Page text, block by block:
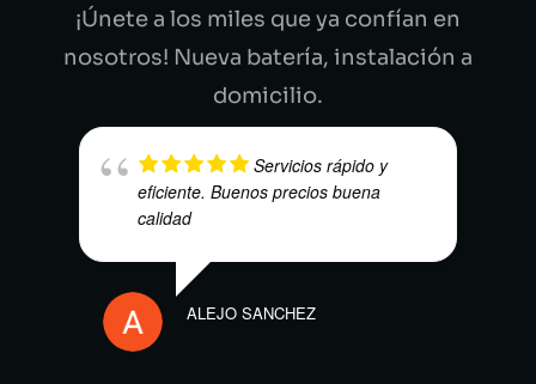
¡Únete a los miles que ya confían en
nosotros! Nueva batería, instalación a
domicilio.
Servicios rápido y
eficiente. Buenos precios buena
calidad
ALEJO SANCHEZ